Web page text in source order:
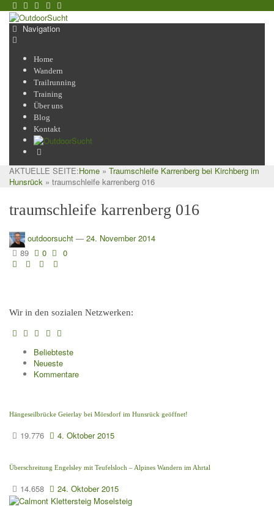
Navigation
Home
Wandern
Trailrunning
Training
Über uns
Blog
Kontakt
AKTUELLE SEITE:Home » Traumschleife Karrenberg bei Kirchberg im
Hunsrück » traumschleife karrenberg 016
traumschleife karrenberg 016
outdoorsucht — 24. November 2014
89
0 0
Wir in den sozialen Netzwerken:
Beliebteste
Neueste
Kommentare
Hängeseilbrücke Geierlay bei Mörsdorf im Hunsrück geöffnet!
19.776 4. Oktober 2015
Überschreitung Engelsley mit Teufelsloch – Alpines Wandern im Ahrtal
14.658 24. Oktober 2015